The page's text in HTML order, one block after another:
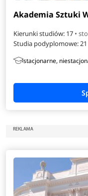
Akademia Sztuki
Kierunki studiów: 17 •
Studia podyplomowe:21
stacjonarne,